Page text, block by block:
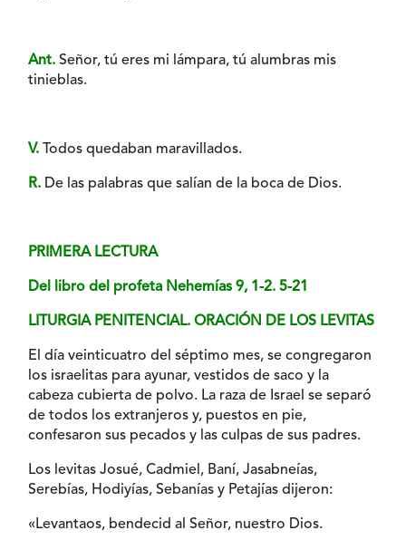
Ant. Señor, tú eres mi lámpara, tú alumbras mis
tinieblas.
V. Todos quedaban maravillados.
R. De las palabras que salían de la boca de Dios.
PRIMERA LECTURA
Del libro del profeta Nehemías 9, 1-2. 5-21
LITURGIA PENITENCIAL. ORACIÓN DE LOS LEVITAS
El día veinticuatro del séptimo mes, se congregaron
los israelitas para ayunar, vestidos de saco y la
cabeza cubierta de polvo. La raza de Israel se separó
de todos los extranjeros y, puestos en pie,
confesaron sus pecados y las culpas de sus padres.
Los levitas Josué, Cadmiel, Baní, Jasabneías,
Serebías, Hodiyías, Sebanías y Petajías dijeron:
«Levantaos, bendecid al Señor, nuestro Dios.